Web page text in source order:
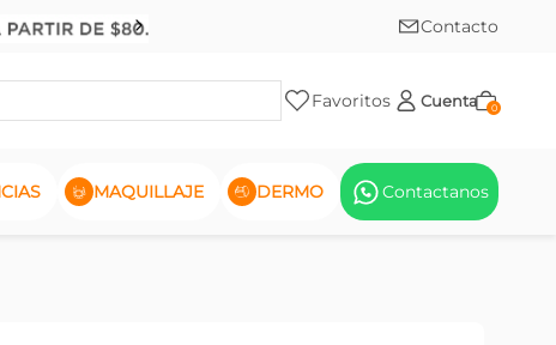
Contacto
Favoritos Cuenta 0
MAQUILLAJE DERMO Contactanos